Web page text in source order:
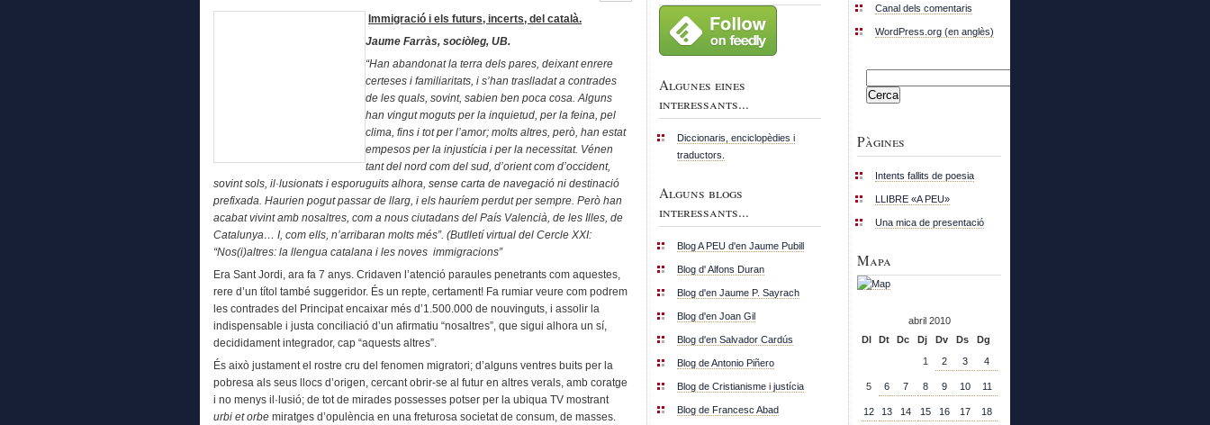
Immigració i els futurs, incerts, del català.
Jaume Farràs, sociòleg, UB.
“Han abandonat la terra dels pares, deixant enrere
certeses i familiaritats, i s’han traslladat a contrades
de les quals, sovint, sabien ben poca cosa. Alguns
han vingut moguts per la inquietud, per la feina, pel
clima, fins i tot per l’amor; molts altres, però, han estat
empesos per la injustícia i per la necessitat. Vénen
tant del nord com del sud, d’orient com d’occident,
sovint sols, il·lusionats i esporuguits alhora, sense carta de navegació ni destinació
prefixada. Haurien pogut passar de llarg, i els hauríem perdut per sempre. Però han
acabat vivint amb nosaltres, com a nous ciutadans del País Valencià, de les Illes, de
Catalunya… I, com ells, n’arribaran molts més”. (Butlletí virtual del Cercle XXI:
“Nos(i)altres: la llengua catalana i les noves immigracions”
Era Sant Jordi, ara fa 7 anys. Cridaven l’atenció paraules penetrants com aquestes,
rere d’un títol també suggeridor. És un repte, certament! Fa rumiar veure com podrem
les contrades del Principat encaixar més d’1.500.000 de nouvinguts, i assolir la
indispensable i justa conciliació d’un afirmatiu “nosaltres”, que sigui alhora un sí,
decididament integrador, cap “aquests altres”.
És això justament el rostre cru del fenomen migratori; d’alguns ventres buits per la
pobresa als seus llocs d’origen, cercant obrir-se al futur en altres verals, amb coratge
i no menys il·lusió; de tot de mirades possesses potser per la ubiqua TV mostrant
urbi et orbe miratges d’opulència en una freturosa societat de consum, de masses.
Algunes eines
interessants...
Diccionaris, enciclopèdies i
traductors.
Alguns blogs
interessants...
Blog A PEU d'en Jaume Pubill
Blog d' Alfons Duran
Blog d'en Jaume P. Sayrach
Blog d'en Joan Gil
Blog d'en Salvador Cardús
Blog de Antonio Piñero
Blog de Cristianisme i justícia
Blog de Francesc Abad
Canal dels comentaris
WordPress.org (en anglès)
Pàgines
Intents fallits de poesia
LLIBRE «A PEU»
Una mica de presentació
Mapa
abril 2010
Dl
Dt Dc Dj Dv Ds
Dg
1
2 3 4
5 6 7 8 9 10 11
12 13 14 15 16 17 18